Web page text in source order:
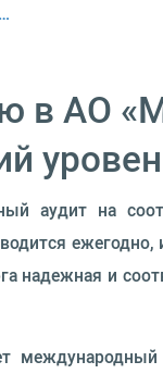
в АО
аудит на
надежная и